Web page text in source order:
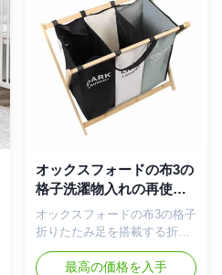
ケットを乾燥させておき、換
気し、そして細菌の育成を避
けなさい。 2の6枚の使用カー
ドが付いている洗濯の障害。
洗濯物入れはあなたの選択に
よってそれかのどんな親切な
衣服使用することができる。
問題無し寝室または洗面所の
きの注目のために適したまた
ポリ塩化ビニールのポケッ
ト。それは私達の家族の健康
を保護できる（赤ん坊の衣服
は単独で洗浄したにちがいな
い）。そして私達のお金...
オックスフォードの布3の
格子洗濯物入れの再使用
可能なEcoの友好的な重
量2.05kgのスペース節約
オックスフォードの布3の格子
折りたたみ足を搭載する折る
掛かるバスケットの洗濯の汚
れた衣服 製品の説明 これは
最高の価格を入手